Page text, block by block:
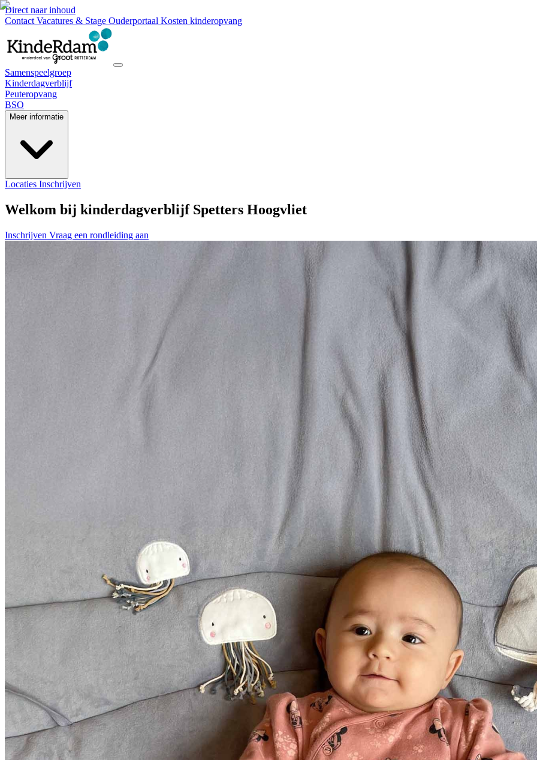
Direct naar inhoud
Contact Vacatures & Stage Ouderportaal Kosten kinderopvang
Samenspeelgroep
Kinderdagverblijf
Peuteropvang
BSO
Meer informatie
Locaties Inschrijven
Welkom bij kinderdagverblijf Spetters Hoogvliet
Inschrijven Vraag een rondleiding aan